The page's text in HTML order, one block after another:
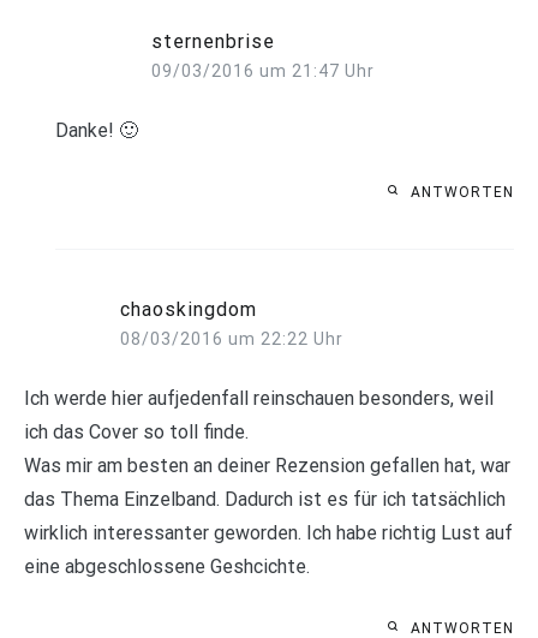
sternenbrise
09/03/2016 um 21:47 Uhr
Danke! 🙂
ANTWORTEN
chaoskingdom
08/03/2016 um 22:22 Uhr
Ich werde hier aufjedenfall reinschauen besonders, weil
ich das Cover so toll finde.
Was mir am besten an deiner Rezension gefallen hat, war
das Thema Einzelband. Dadurch ist es für ich tatsächlich
wirklich interessanter geworden. Ich habe richtig Lust auf
eine abgeschlossene Geshcichte.
ANTWORTEN